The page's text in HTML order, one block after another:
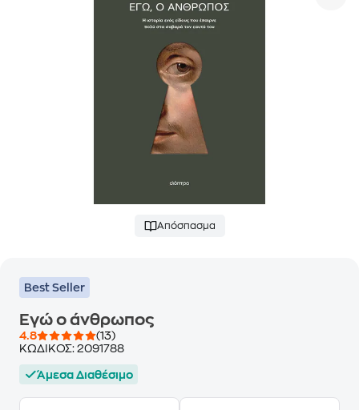
Απόσπασμα
Best Seller
Εγώ ο άνθρωπος
4.8
(13)
ΚΩΔΙΚΟΣ: 2091788
Άμεσα Διαθέσιμο